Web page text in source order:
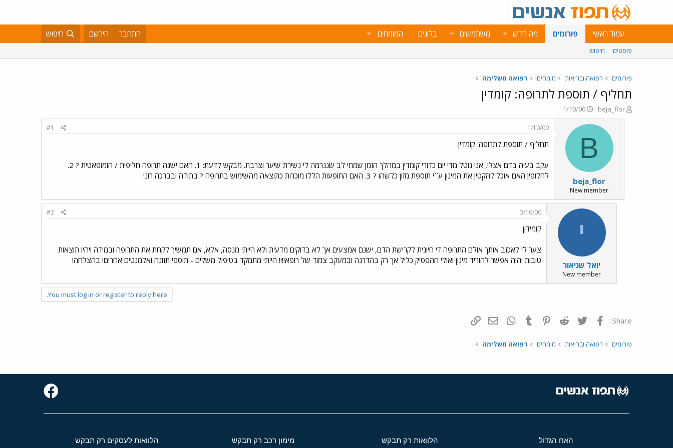
עמוד ראשי פורומים מה חדש משתמשים בלוגים המומחים התחבר הירשם חיפוש
פוסטים חיפוש
פורומים רפואה ובריאות מומחים רפואה משלימה
תחליף / תוספת לתרופה: קומדין
פ
ו
beja_flor
פ
ו
ר
ם
ב
א
ר
י
ך
1/10/00
B
beja_flor
New member
1/10/00
#1
תחליף / תוספת לתרופה: קומדין
עקב בעיה בדם אצלי, אני נוטל מדי יום כדורי קומדין במהלך הזמן שמתי לב שנגרמה לי נשירת שיער וצרבת. מבקש לדעת: 1. האם ישנה תרופה חליפית / הומופאטית ? 2.
לחלופין האם אוכל להקטין את המינון ע``י תוספת מזון כלשהו ? 3. האם התופעות הללו מוכרות כתוצאה מהשימוש בתרופה ? בתודה ובברכה רוני
י
יואל שניאור
New member
3/10/00
#2
קומידון
צער לי לאכזב אותך אולם התרופה די חיונית לקרישת הדם, ישנם אמצעים אך לא בדוקים מדעית ולא הייתי מנסה, אלא, אם תמשיך לקחת את התרופה ובמידה ויהיו תוצאות
טובות יהיה אפשר להוריד מינון ואולי חהפסיק כליל אך רק בהדרגה ובמעקב צמוד של רופא!!!! הייתי מתמקד בטיפול משלים - תוספי תזונה ואלמנטים אחרים! בהצלחה!
You must log in or register to reply here.
Share: פייסבוק Twitter
Reddit
Pinterest
Tumblr
WhatsAppדואר אלקטרוני
פורומים רפואה ובריאות מומחים רפואה משלימה
האח הגדול הלוואות רק תבקש מימון רכב רק תבקש הלוואות לעסקים רק תבקש